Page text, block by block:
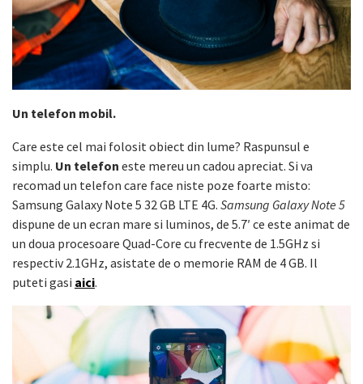
Un telefon mobil.
Care este cel mai folosit obiect din lume? Raspunsul e
simplu. Un telefon este mereu un cadou apreciat. Si va
recomad un telefon care face niste poze foarte misto:
Samsung Galaxy Note 5 32 GB LTE 4G. Samsung Galaxy Note 5
dispune de un ecran mare si luminos, de 5.7′ ce este animat de
un doua procesoare Quad-Core cu frecvente de 1.5GHz si
respectiv 2.1GHz, asistate de o memorie RAM de 4 GB. Il
puteti gasi aici.